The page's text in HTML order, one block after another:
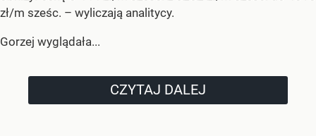
zł/m sześc. – wyliczają analitycy.
Gorzej wyglądała...
CZYTAJ DALEJ